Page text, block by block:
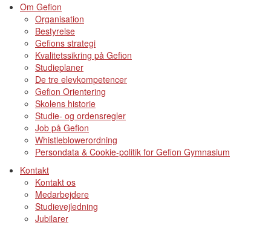
Om Gefion
Organisation
Bestyrelse
Gefions strategi
Kvalitetssikring på Gefion
Studieplaner
De tre elevkompetencer
Gefion Orientering
Skolens historie
Studie- og ordensregler
Job på Gefion
Whistleblowerordning
Persondata & Cookie-politik for Gefion Gymnasium
Kontakt
Kontakt os
Medarbejdere
Studievejledning
Jubilarer